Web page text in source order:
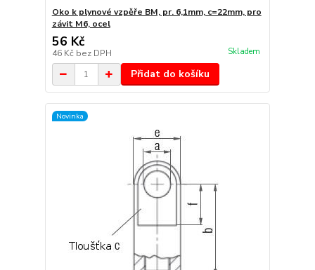
Oko k plynové vzpěře BM, pr. 6,1mm, c=22mm, pro
závit M6, ocel
56 Kč
46 Kč bez DPH Skladem
Přidat do košíku
Novinka